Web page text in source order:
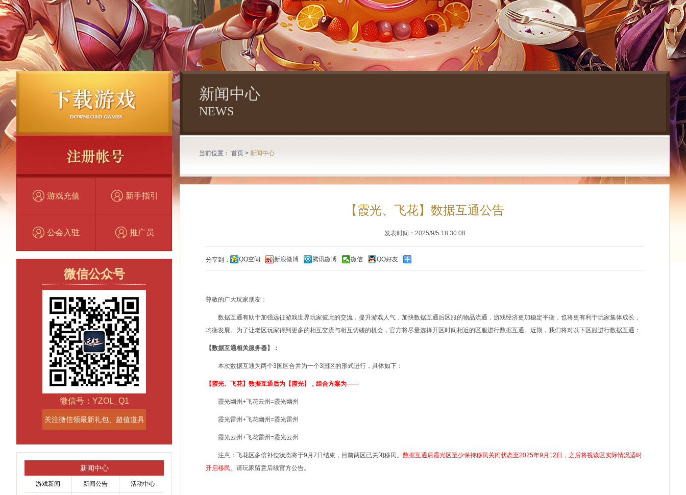
游戏充值 新手指引
公会入驻 推广员
微信公众号
微信号：YZOL_Q1
关注微信领最新礼包、超值道具
新闻中心
游戏新闻 新闻公告 活动中心
新闻中心
NEWS
当前位置： 首页 > 新闻中心
【霞光、飞花】数据互通公告
发表时间：2025/9/5 18:30:08
分享到： QQ空间 新浪微博 腾讯微博 微信 QQ好友
尊敬的广大玩家朋友：
数据互通有助于加强远征游戏世界玩家彼此的交流，提升游戏人气，加快数据互通后区服的物品流通，游戏经济更加稳定平衡，也将更有利于玩家集体成长，
均衡发展。为了让老区玩家得到更多的相互交流与相互切磋的机会，官方将尽量选择开区时间相近的区服进行数据互通。近期，我们将对以下区服进行数据互通：
【数据互通相关服务器】：
本次数据互通为两个3国区合并为一个3国区的形式进行，具体如下：
【霞光、飞花】数据互通后为【霞光】，组合方案为——
霞光幽州 +飞花云州 =霞光幽州
霞光雷州 +飞花幽州 =霞光雷州
霞光云州 +飞花雷州=霞光云州
注意： 飞花区多倍补偿状态将于9月7日结束，目前两区已关闭移民。 数据互通后霞光区至少保持移民关闭状态至2025年9月12日，之后将视该区实际情况适时
开启移民。 请玩家留意后续官方公告。